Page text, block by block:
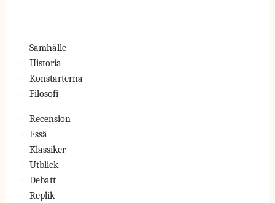
Samhälle
Historia
Konstarterna
Filosofi
Recension
Essä
Klassiker
Utblick
Debatt
Replik